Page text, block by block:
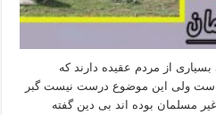
از مردم عقیده دارند که
است ولی این موضوع درست نیست گبر
مسلمان بوده اند بی دین گفته